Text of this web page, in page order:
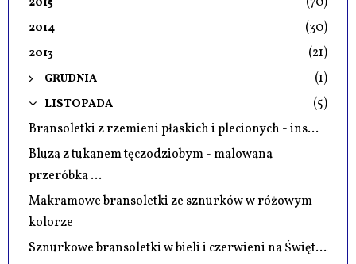
2014 (30)
2013 (21)
GRUDNIA (1)
LISTOPADA
(5)
Bransoletki z rzemieni płaskich i plecionych - ins...
Bluza z tukanem tęczodziobym - malowana
przeróbka ...
Makramowe bransoletki ze sznurków w różowym
kolorze
Sznurkowe bransoletki w bieli i czerwieni na Święt...